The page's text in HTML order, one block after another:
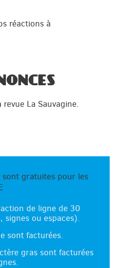
réactions à
La Sauvagine.
sont gratuites pour les
de ligne de 30
signes ou espaces).
sont facturées.
gras sont facturées